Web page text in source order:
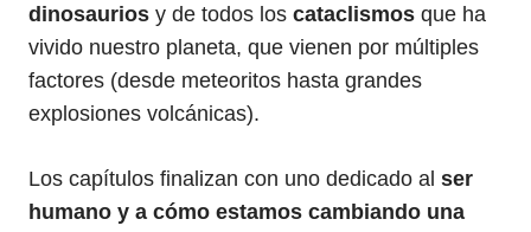
dinosaurios y de todos los cataclismos que ha
vivido nuestro planeta, que vienen por múltiples
factores (desde meteoritos hasta grandes
explosiones volcánicas).
Los capítulos finalizan con uno dedicado al ser
humano y a cómo estamos cambiando una